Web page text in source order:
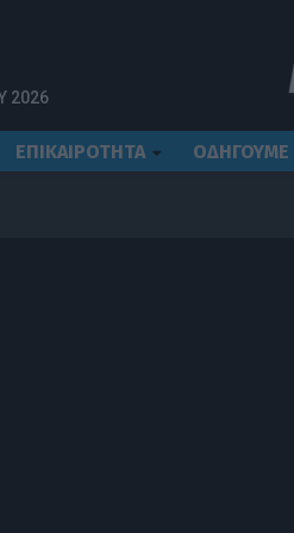
2026
ΕΠΙΚΑΙΡΟΤΗΤΑ ΟΔΗΓΟΥΜΕ